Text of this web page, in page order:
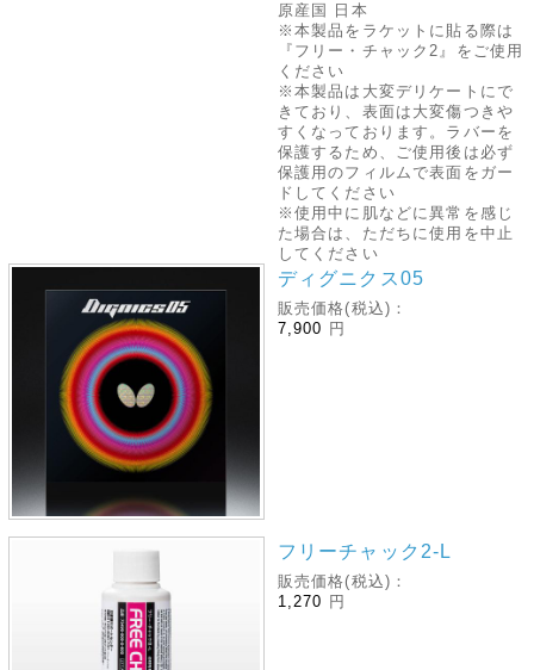
原産国 日本
※本製品をラケットに貼る際は
『フリー・チャック2』をご使用
ください
※本製品は大変デリケートにで
きており、表面は大変傷つきや
すくなっております。ラバーを
保護するため、ご使用後は必ず
保護用のフィルムで表面をガー
ドしてください
※使用中に肌などに異常を感じ
た場合は、ただちに使用を中止
してください
ディグニクス05
販売価格(税込)：
7,900 円
フリーチャック2‐L
販売価格(税込)：
1,270 円